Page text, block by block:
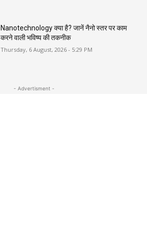
Nanotechnology क्या है? जानें नैनो स्तर पर काम
करने वाली भविष्य की तकनीक
Thursday, 6 August, 2026 - 5:29 PM
- Advertisment -